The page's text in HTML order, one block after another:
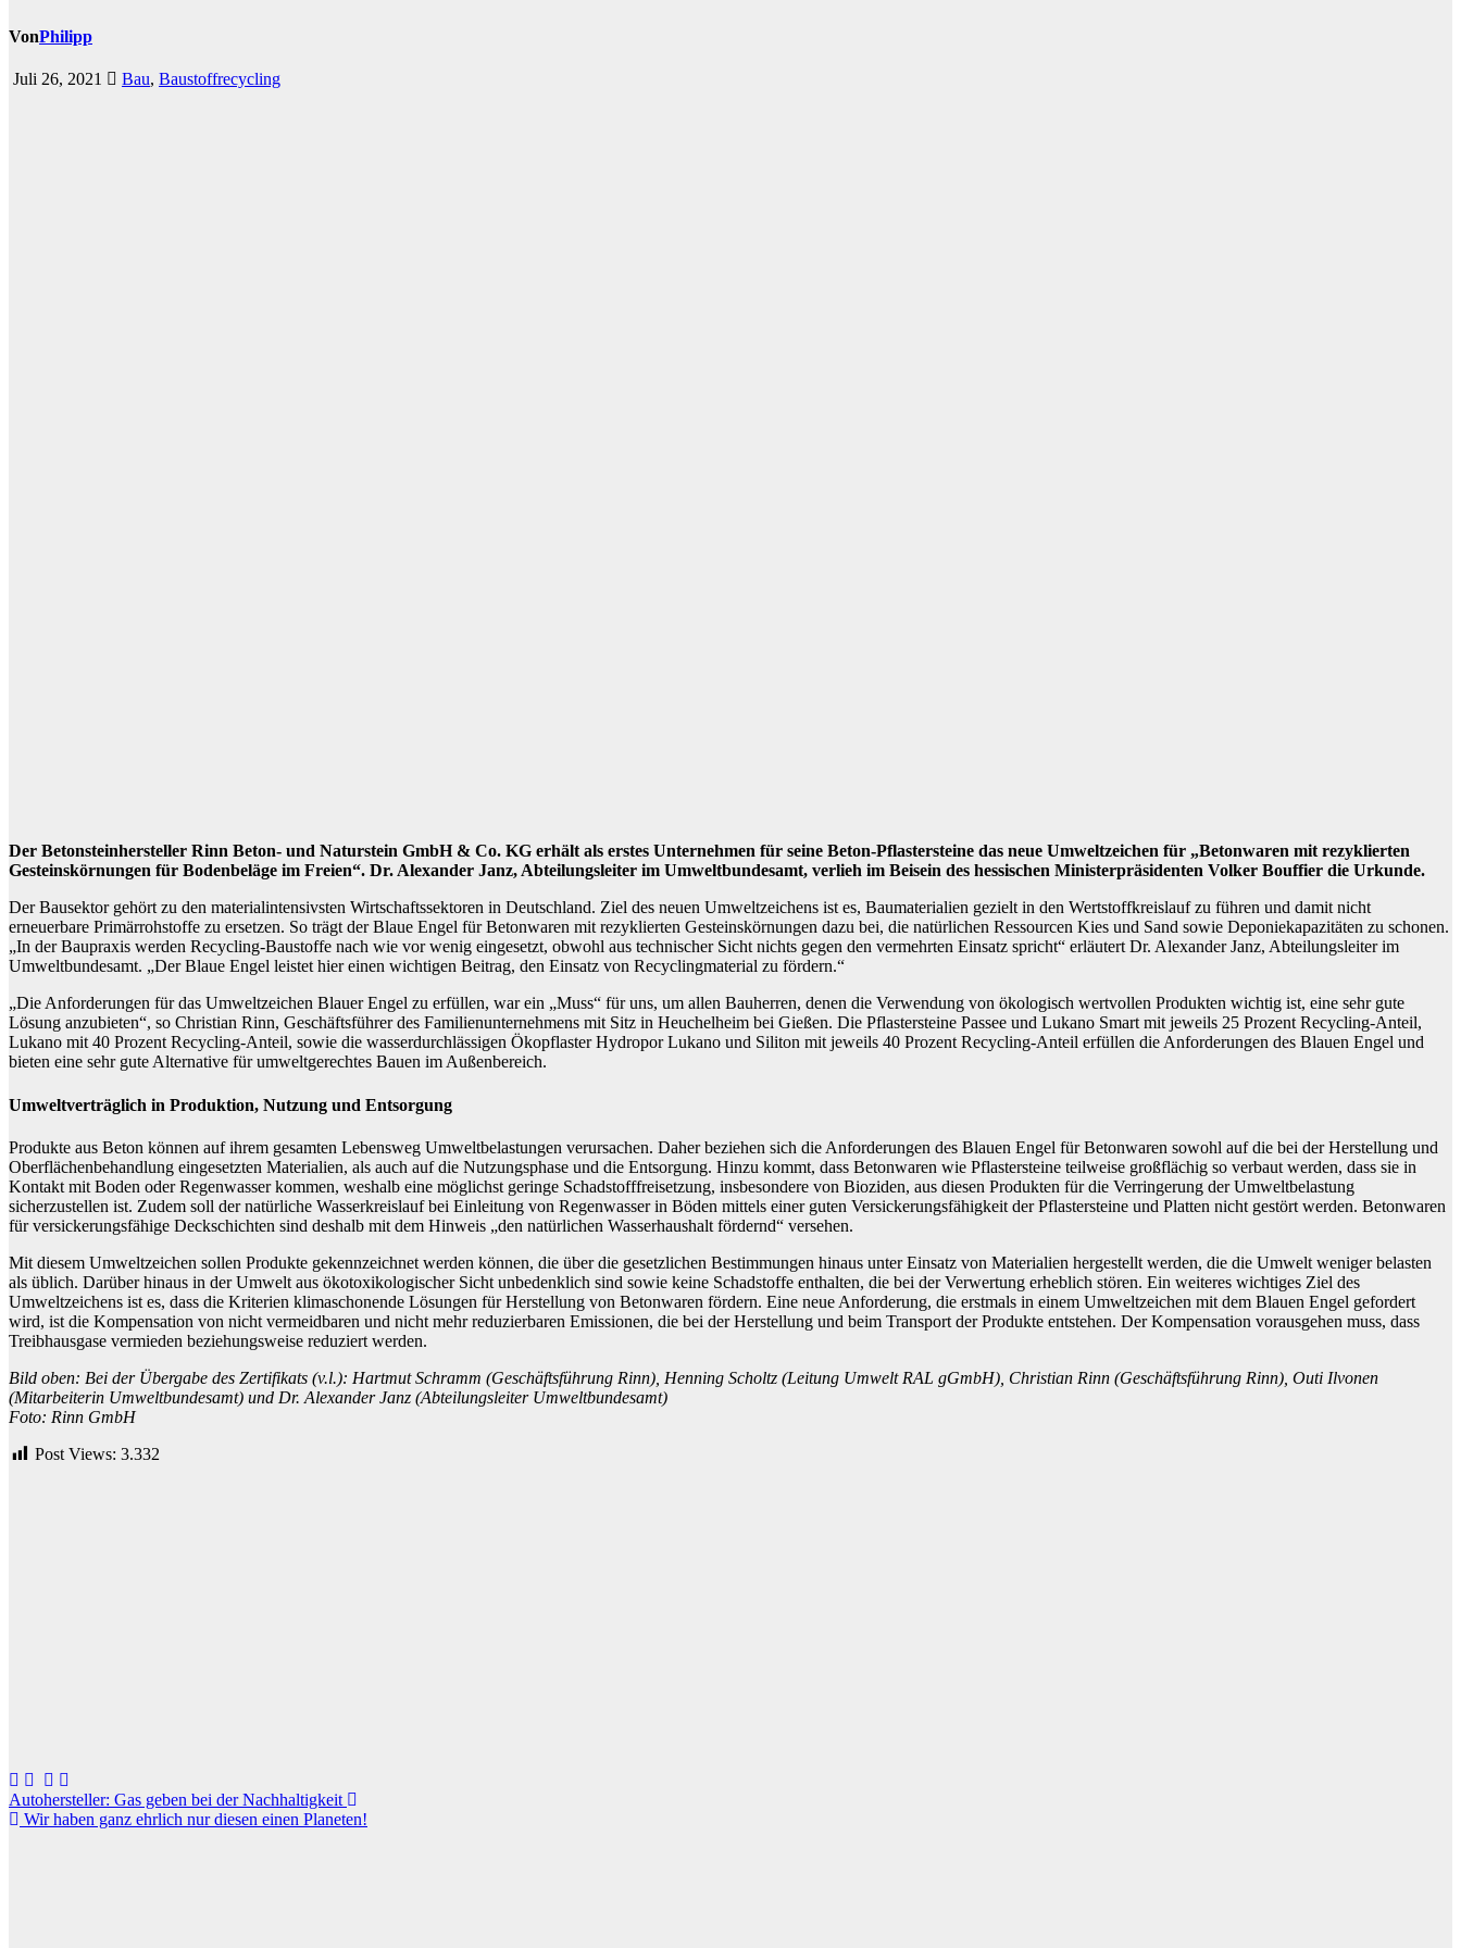
VonPhilipp
Juli 26, 2021 Bau, Baustoffrecycling
Der Betonsteinhersteller Rinn Beton- und Naturstein GmbH & Co. KG erhält als erstes Unternehmen für seine Beton-Pflastersteine das neue Umweltzeichen für „Betonwaren mit rezyklierten
Gesteinskörnungen für Bodenbeläge im Freien“. Dr. Alexander Janz, Abteilungsleiter im Umweltbundesamt, verlieh im Beisein des hessischen Ministerpräsidenten Volker Bouffier die Urkunde.
Der Bausektor gehört zu den materialintensivsten Wirtschaftssektoren in Deutschland. Ziel des neuen Umweltzeichens ist es, Baumaterialien gezielt in den Wertstoffkreislauf zu führen und damit nicht
erneuerbare Primärrohstoffe zu ersetzen. So trägt der Blaue Engel für Betonwaren mit rezyklierten Gesteinskörnungen dazu bei, die natürlichen Ressourcen Kies und Sand sowie Deponiekapazitäten zu schonen.
„In der Baupraxis werden Recycling-Baustoffe nach wie vor wenig eingesetzt, obwohl aus technischer Sicht nichts gegen den vermehrten Einsatz spricht“ erläutert Dr. Alexander Janz, Abteilungsleiter im
Umweltbundesamt. „Der Blaue Engel leistet hier einen wichtigen Beitrag, den Einsatz von Recyclingmaterial zu fördern.“
„Die Anforderungen für das Umweltzeichen Blauer Engel zu erfüllen, war ein „Muss“ für uns, um allen Bauherren, denen die Verwendung von ökologisch wertvollen Produkten wichtig ist, eine sehr gute
Lösung anzubieten“, so Christian Rinn, Geschäftsführer des Familienunternehmens mit Sitz in Heuchelheim bei Gießen. Die Pflastersteine Passee und Lukano Smart mit jeweils 25 Prozent Recycling-Anteil,
Lukano mit 40 Prozent Recycling-Anteil, sowie die wasserdurchlässigen Ökopflaster Hydropor Lukano und Siliton mit jeweils 40 Prozent Recycling-Anteil erfüllen die Anforderungen des Blauen Engel und
bieten eine sehr gute Alternative für umweltgerechtes Bauen im ⁠Außenbereich⁠.
Umweltverträglich in Produktion, Nutzung und Entsorgung
Produkte aus Beton können auf ihrem gesamten Lebensweg Umweltbelastungen verursachen. Daher beziehen sich die Anforderungen des Blauen Engel für Betonwaren sowohl auf die bei der Herstellung und
Oberflächenbehandlung eingesetzten Materialien, als auch auf die Nutzungsphase und die Entsorgung. Hinzu kommt, dass Betonwaren wie Pflastersteine teilweise großflächig so verbaut werden, dass sie in
Kontakt mit Boden oder Regenwasser kommen, weshalb eine möglichst geringe Schadstofffreisetzung, insbesondere von Bioziden, aus diesen Produkten für die Verringerung der Umweltbelastung
sicherzustellen ist. Zudem soll der natürliche Wasserkreislauf bei Einleitung von Regenwasser in Böden mittels einer guten Versickerungsfähigkeit der Pflastersteine und Platten nicht gestört werden. Betonwaren
für versickerungsfähige Deckschichten sind deshalb mit dem Hinweis „den natürlichen Wasserhaushalt fördernd“ versehen.
Mit diesem Umweltzeichen sollen Produkte gekennzeichnet werden können, die über die gesetzlichen Bestimmungen hinaus unter Einsatz von Materialien hergestellt werden, die die Umwelt weniger belasten
als üblich. Darüber hinaus in der Umwelt aus ökotoxikologischer Sicht unbedenklich sind sowie keine Schadstoffe enthalten, die bei der Verwertung erheblich stören. Ein weiteres wichtiges Ziel des
Umweltzeichens ist es, dass die Kriterien klimaschonende Lösungen für Herstellung von Betonwaren fördern. Eine neue Anforderung, die erstmals in einem Umweltzeichen mit dem Blauen Engel gefordert
wird, ist die Kompensation von nicht vermeidbaren und nicht mehr reduzierbaren Emissionen, die bei der Herstellung und beim Transport der Produkte entstehen. Der Kompensation vorausgehen muss, dass
Treibhausgase vermieden beziehungsweise reduziert werden.
Bild oben: Bei der Übergabe des Zertifikats (v.l.): Hartmut Schramm (Geschäftsführung Rinn), Henning Scholtz (Leitung Umwelt RAL gGmbH), Christian Rinn (Geschäftsführung Rinn), Outi Ilvonen
(Mitarbeiterin Umweltbundesamt) und Dr. Alexander Janz (Abteilungsleiter Umweltbundesamt)
Foto: Rinn GmbH
Post Views: 3.332
Beitragsnavigation
Autohersteller: Gas geben bei der Nachhaltigkeit
Wir haben ganz ehrlich nur diesen einen Planeten!